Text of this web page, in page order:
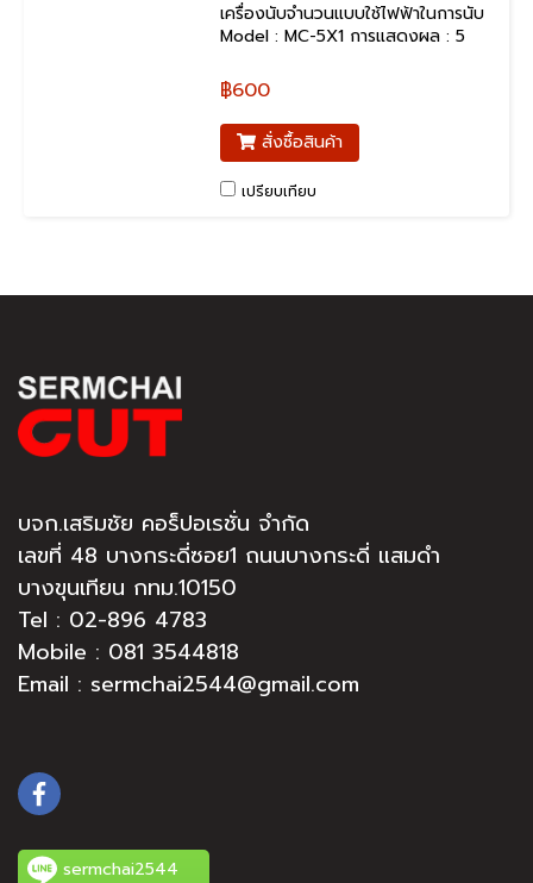
เครื่องนับจำนวนแบบใช้ไฟฟ้าในการนับ
Model : MC-5X1 การแสดงผล : 5
฿600
สั่งซื้อสินค้า
เปรียบเทียบ
บจก.เสริมชัย คอร็ปอเรชั่น จำกัด
เลขที่ 48 บางกระดี่ซอย1 ถนนบางกระดี่ แสมดำ
บางขุนเทียน กทม.10150
Tel : 02-896 4783
Mobile : 081 3544818
Email : sermchai2544@gmail.com
sermchai2544